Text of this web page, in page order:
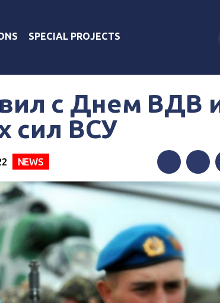
SPECIAL PROJECTS
с Днем ВДВ
сил ВСУ
NEWS
FacebookTwitter